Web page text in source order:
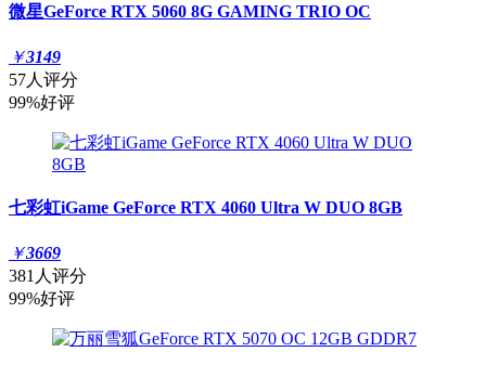
微星GeForce RTX 5060 8G GAMING TRIO OC
￥3149
57人评分
99%好评
七彩虹iGame GeForce RTX 4060 Ultra W DUO 8GB
￥3669
381人评分
99%好评